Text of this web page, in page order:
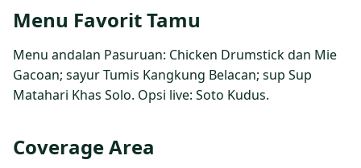
Menu Favorit Tamu
Menu andalan Pasuruan: Chicken Drumstick dan Mie
Gacoan; sayur Tumis Kangkung Belacan; sup Sup
Matahari Khas Solo. Opsi live: Soto Kudus.
Coverage Area